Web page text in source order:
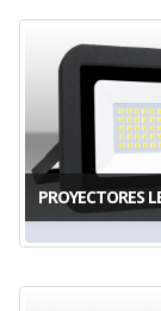
PROYECTORES